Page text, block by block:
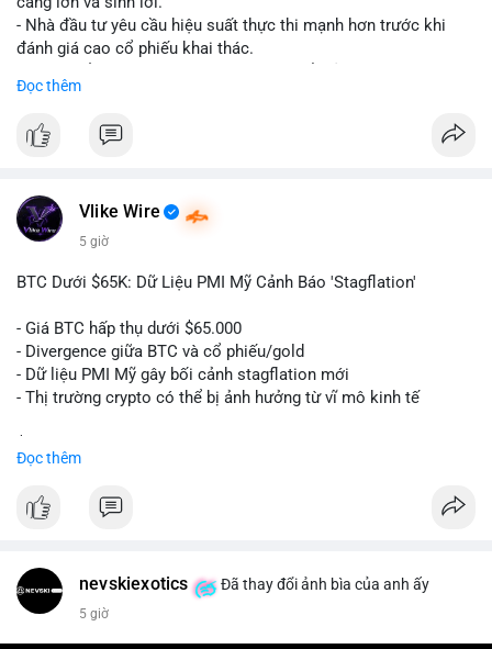
cảm xúc khi chưa xác nhận được dòng tiền vào sàn.
#59dot84btc #taicocautaisan
#mempooltheodoi
- Nhà đầu tư yêu cầu hiệu suất thực thi mạnh hơn trước khi
đánh giá cao cổ phiếu khai thác.
- Thị trường cần thấy kết quả thực tế từ các dự án AI mới.
#binancesquare
#vlikevn #titanbot
📰 Nguồn: Cointelegraph
Đọc thêm
Vlike Wire
5 giờ
BTC Dưới $65K: Dữ Liệu PMI Mỹ Cảnh Báo 'Stagflation'
- Giá BTC hấp thụ dưới $65.000
- Divergence giữa BTC và cổ phiếu/gold
- Dữ liệu PMI Mỹ gây bối cảnh stagflation mới
- Thị trường crypto có thể bị ảnh hưởng từ vĩ mô kinh tế
Đọc thêm
nevskiexotics Đã thay đổi ảnh bìa của anh ấy
5 giờ